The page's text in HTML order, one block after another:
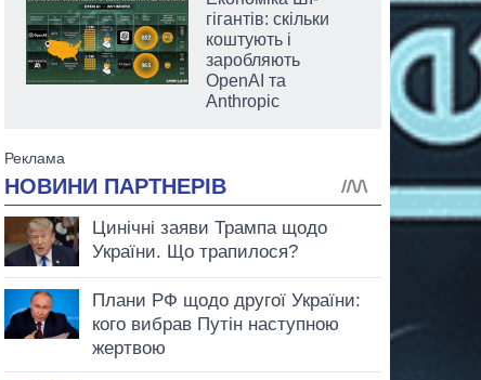
гігантів: скільки
коштують і
заробляють
OpenAI та
Anthropic